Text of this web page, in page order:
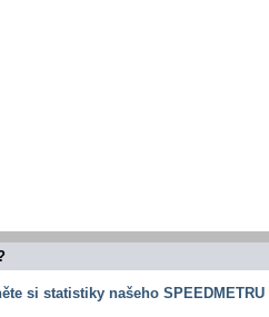
si statistiky našeho SPEEDMETRU